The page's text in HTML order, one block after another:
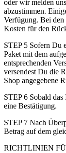
oder wir melden
abzustimmen.
Verfügung. Bei den
Kosten für den
STEP 5 Sofern Du
Paket mit dem
entsprechenden
versendest Du die
Shop angegebene
STEP 6 Sobald
eine Bestätigung.
STEP 7 Nach
Betrag auf dem
RICHTLINIEN